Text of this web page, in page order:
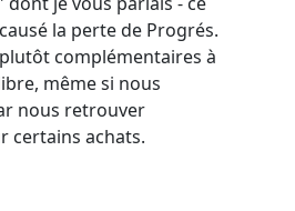
la perte de Progrés.
complémentaires à
même si nous
nous retrouver
certains achats.